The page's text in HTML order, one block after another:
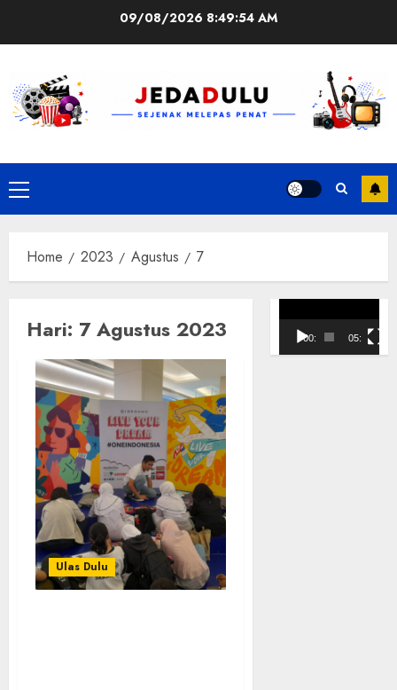
09/08/2026 8:49:54 AM
Primary
Menu
Home 2023 Agustus 7
Hari: 7 Agustus 2023
Ulas Dulu
Video
00:00 05:10